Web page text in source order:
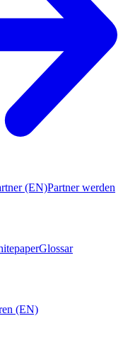
(EN)Partner werden
Glossar
(EN)